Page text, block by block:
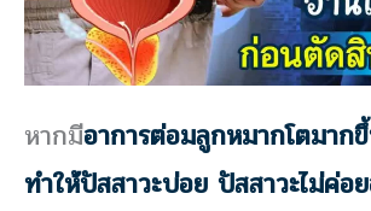
หากมีอาการต่อมลูกหมากโตมาก
ทำให้ปัสสาวะบ่อย ปัสสาวะไม่ค่อ